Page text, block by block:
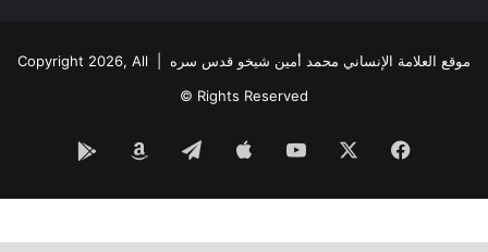
موقع العلامة الإنساني محمد أمين شيخو قدس سره
| Copyright 2026, All
Rights Reserved ©
فيسبوك ‫YouTube تيلقرام Amazon
Play